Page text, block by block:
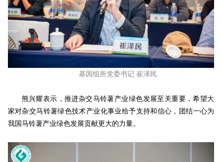
基因组所党委书记 崔泽民
熊兴耀表示，推进杂交马铃薯产业绿色发展至关重要，希望大
家对杂交马铃薯绿色技术产业化事业给予支持和信心，团结一心为
我国马铃薯产业绿色发展贡献更大的力量。